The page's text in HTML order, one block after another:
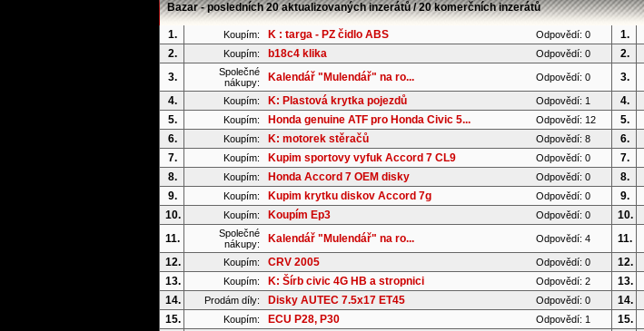
Bazar - posledních 20 aktualizovaných inzerátů / 20 komerčních inzerátů
1. Koupím: K : targa - PZ čidlo ABS Odpovědí: 0 1.
2. Koupím: b18c4 klika Odpovědí: 0 2.
3.
Společné
nákupy:
Kalendář "Mulendář" na ro... Odpovědí: 0 3.
4. Koupím: K: Plastová krytka pojezdů Odpovědí: 1 4.
5. Koupím: Honda genuine ATF pro Honda Civic 5... Odpovědí: 12 5.
6. Koupím: K: motorek stěračů Odpovědí: 8 6.
7. Koupím: Kupim sportovy vyfuk Accord 7 CL9 Odpovědí: 0 7.
8. Koupím: Honda Accord 7 OEM disky Odpovědí: 0 8.
9. Koupím: Kupim krytku diskov Accord 7g Odpovědí: 0 9.
10. Koupím: Koupím Ep3 Odpovědí: 0 10.
11.
Společné
nákupy:
Kalendář "Mulendář" na ro... Odpovědí: 4 11.
12. Koupím: CRV 2005 Odpovědí: 0 12.
13. Koupím: K: Šírb civic 4G HB a stropnici Odpovědí: 2 13.
14. Prodám díly: Disky AUTEC 7.5x17 ET45 Odpovědí: 0 14.
15. Koupím: ECU P28, P30 Odpovědí: 1 15.